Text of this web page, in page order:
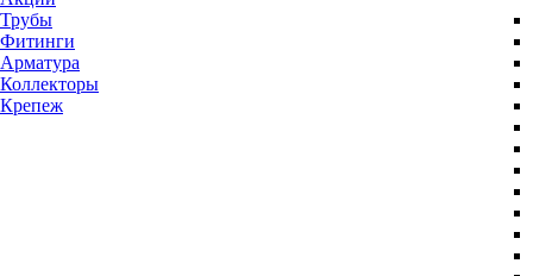
Трубы
Фитинги
Арматура
Коллекторы
Крепеж